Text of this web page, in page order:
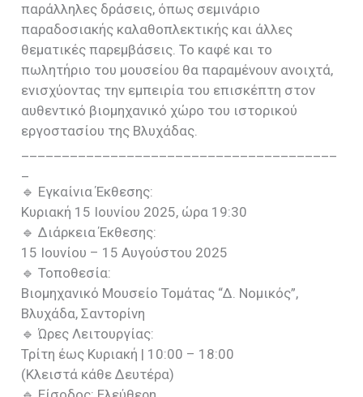
παράλληλες δράσεις, όπως σεμινάριο
παραδοσιακής καλαθοπλεκτικής και άλλες
θεματικές παρεμβάσεις. Το καφέ και το
πωλητήριο του μουσείου θα παραμένουν ανοιχτά,
ενισχύοντας την εμπειρία του επισκέπτη στον
αυθεντικό βιομηχανικό χώρο του ιστορικού
εργοστασίου της Βλυχάδας.
🔹 Εγκαίνια Έκθεσης:
Κυριακή 15 Ιουνίου 2025, ώρα 19:30
🔹 Διάρκεια Έκθεσης:
15 Ιουνίου – 15 Αυγούστου 2025
🔹 Τοποθεσία:
Βιομηχανικό Μουσείο Τομάτας “Δ. Νομικός”,
Βλυχάδα, Σαντορίνη
🔹 Ώρες Λειτουργίας:
Τρίτη έως Κυριακή | 10:00 – 18:00
(Κλειστά κάθε Δευτέρα)